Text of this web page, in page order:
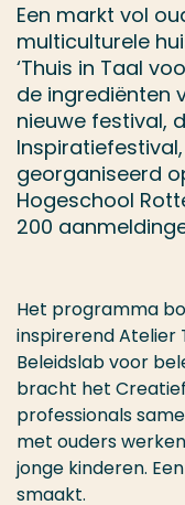
Een markt vol
multiculturele
‘Thuis in Taal
de ingrediënten
nieuwe festival,
georganiseerd
Hogeschool
200
Het programma
inspirerend Atelier
Beleidslab voor
bracht het
professionals
met ouders
jonge kinderen.
smaakt.